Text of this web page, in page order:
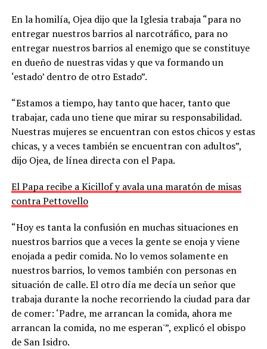
En la homilía, Ojea dijo que la Iglesia trabaja “para no
entregar nuestros barrios al narcotráfico, para no
entregar nuestros barrios al enemigo que se constituye
en dueño de nuestras vidas y que va formando un
‘estado’ dentro de otro Estado”.
“Estamos a tiempo, hay tanto que hacer, tanto que
trabajar, cada uno tiene que mirar su responsabilidad.
Nuestras mujeres se encuentran con estos chicos y estas
chicas, y a veces también se encuentran con adultos”,
dijo Ojea, de línea directa con el Papa.
El Papa recibe a Kicillof y avala una maratón de misas
contra Pettovello
“Hoy es tanta la confusión en muchas situaciones en
nuestros barrios que a veces la gente se enoja y viene
enojada a pedir comida. No lo vemos solamente en
nuestros barrios, lo vemos también con personas en
situación de calle. El otro día me decía un señor que
trabaja durante la noche recorriendo la ciudad para dar
de comer: ‘Padre, me arrancan la comida, ahora me
arrancan la comida, no me esperan'”, explicó el obispo
de San Isidro.